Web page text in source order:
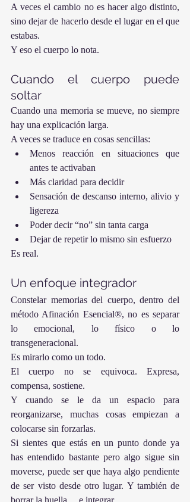
A veces el cambio no es hacer algo distinto,
sino dejar de hacerlo desde el lugar en el que
estabas.
Y eso el cuerpo lo nota.
Cuando el cuerpo puede
soltar
Cuando una memoria se mueve, no siempre
hay una explicación larga.
A veces se traduce en cosas sencillas:
Menos reacción en situaciones que
antes te activaban
Más claridad para decidir
Sensación de descanso interno, alivio y
ligereza
Poder decir “no” sin tanta carga
Dejar de repetir lo mismo sin esfuerzo
Es real.
Un enfoque integrador
Constelar memorias del cuerpo, dentro del
método Afinación Esencial®, no es separar
lo emocional, lo físico o lo
transgeneracional.
Es mirarlo como un todo.
El cuerpo no se equivoca. Expresa,
compensa, sostiene.
Y cuando se le da un espacio para
reorganizarse, muchas cosas empiezan a
colocarse sin forzarlas.
Si sientes que estás en un punto donde ya
has entendido bastante pero algo sigue sin
moverse, puede ser que haya algo pendiente
de ser visto desde otro lugar. Y también de